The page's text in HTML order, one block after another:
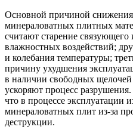
Основной причиной
минераловатных плитных
считают старение связующего
влажностных воздействий;
и колебания температуры;
причину ухудшения
в наличии свободных
ускоряют процесс
что в процессе эксплуатации
минераловатных плит из-за
деструкции.